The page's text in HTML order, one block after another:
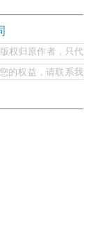
权归原作者，只代
的权益，请联系我